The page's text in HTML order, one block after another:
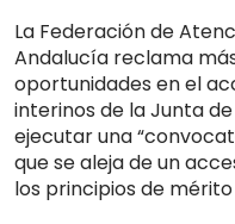
La Federación de
Andalucía reclama
oportunidades en el
interinos de la Junta
ejecutar una
que se aleja de un
los principios de